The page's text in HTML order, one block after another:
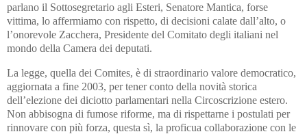
parlano il Sottosegretario agli Esteri, Senatore Mantica, forse
vittima, lo affermiamo con rispetto, di decisioni calate dall’alto, o
l’onorevole Zacchera, Presidente del Comitato degli italiani nel
mondo della Camera dei deputati.
La legge, quella dei Comites, è di straordinario valore democratico,
aggiornata a fine 2003, per tener conto della novità storica
dell’elezione dei diciotto parlamentari nella Circoscrizione estero.
Non abbisogna di fumose riforme, ma di rispettarne i postulati per
rinnovare con più forza, questa sì, la proficua collaborazione con le